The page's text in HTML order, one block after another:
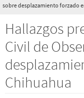
sobre desplazamiento forzado
Hallazgos
Civil de
Chihuahua